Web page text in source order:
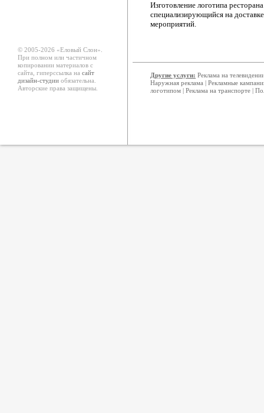
Изготовление логотипа
специализирующийся на
мероприятий.
© 2005-2026 «Еловый Cлон».
При полном или частичном
копировании материалов с
сайта, гиперссылка на сайт
дизайн-студии обязательна.
Авторские права защищены.
Другие услуги: Реклама на
Наружная реклама | Рекламные
логотипом | Реклама на транспорте |